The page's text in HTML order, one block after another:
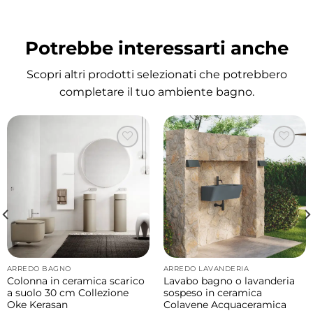
bagno contemporanei.
Lavabo disponibile in diverse finiture
permettendo di personalizzare l’ambiente
bagno e creare combinazioni estetiche
coordinate allo stile dell’arredo.
Struttura freestanding elegante e pratica
La struttura a terra con porta salviette
laterale unisce funzionalità e design offrendo
pratico spazio contenitivo e massima
comodità di utilizzo.
Potrebbe interessarti anche
Scopri altri prodotti selezionati che potrebbero
completare il tuo ambiente bagno.
ARREDO BAGNO
Colonna in ceramica scarico
a suolo 30 cm Collezione
Oke Kerasan
ARREDO LAVANDERIA
Lavabo bagno o lavanderia
sospeso in ceramica
Colavene Acquaceramica